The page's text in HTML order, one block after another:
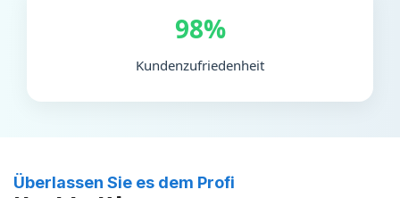
98%
Kundenzufriedenheit
Überlassen Sie es dem Profi